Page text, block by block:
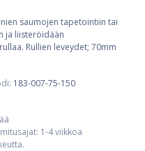
saumojen tapetointiin tai
ja liisteröidään
Rullien leveydet; 70mm
183-007-75-150
1-4 viikkoa